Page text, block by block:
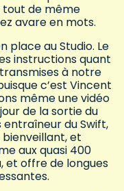
tout de même
avare en mots.
place au Studio. Le
instructions quant
à notre
c’est Vincent
même une vidéo
de la sortie du
entraîneur du Swift,
bienveillant, et
aux quasi 400
et offre de longues